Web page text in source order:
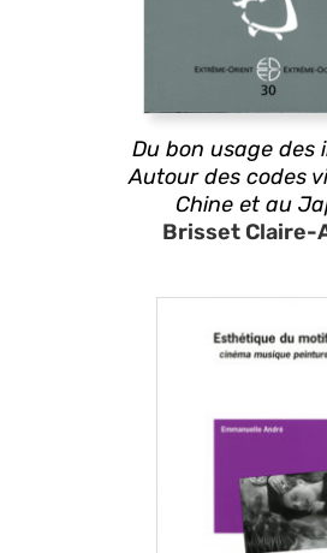
Du bon usage des
Autour des codes
Chine et au
Brisset Claire-